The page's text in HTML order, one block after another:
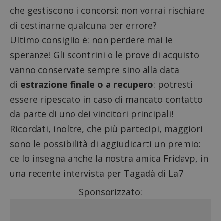
che gestiscono i concorsi: non vorrai rischiare
di cestinarne qualcuna per errore?
Ultimo consiglio è: non perdere mai le
speranze! Gli scontrini o le prove di acquisto
vanno conservate sempre sino alla data
di estrazione finale o a recupero: potresti
essere ripescato in caso di mancato contatto
da parte di uno dei vincitori principali!
Ricordati, inoltre, che più partecipi, maggiori
sono le possibilità di aggiudicarti un premio:
ce lo insegna anche la nostra amica Fridavp, in
una recente intervista per Tagadà di La7.
Sponsorizzato:
non può essere utilizzato correttamente senza i
_GRECAPTCHA
www.google.com